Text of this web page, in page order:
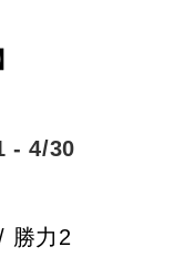
- 4/30
勝力2